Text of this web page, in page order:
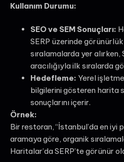
Kullanım Durumu:
SEO ve SEM Sonuçları:
SERP üzerinde
sıralamalarda yer
aracılığıyla ilk sıralarda
Hedefleme: Yerel
bilgilerini gösteren harita
sonuçlarını içerir.
Örnek:
Bir restoran, “İstanbul’da en iyi
aramaya göre, organik
Haritalar’da SERP’te görünür